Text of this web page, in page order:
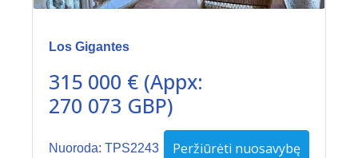
Los Gigantes
315 000 € (Appx:
270 073 GBP)
Nuoroda: TPS2243 Peržiūrėti nuosavybę